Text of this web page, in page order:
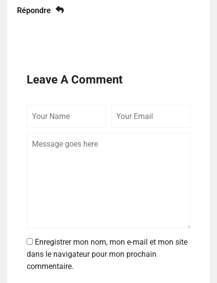
Répondre
Leave A Comment
Enregistrer mon nom, mon e-mail et mon site
dans le navigateur pour mon prochain
commentaire.